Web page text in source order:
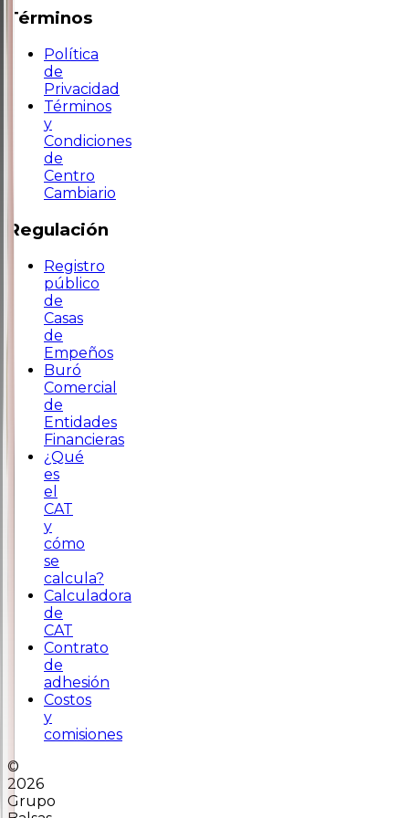
Términos
Política
de
Privacidad
Términos
y
Condiciones
de
Centro
Cambiario
Regulación
Registro
público
de
Casas
de
Empeños
Buró
Comercial
de
Entidades
Financieras
¿Qué
es
el
CAT
y
cómo
se
calcula?
Calculadora
de
CAT
Contrato
de
adhesión
Costos
y
comisiones
©
2026
Grupo